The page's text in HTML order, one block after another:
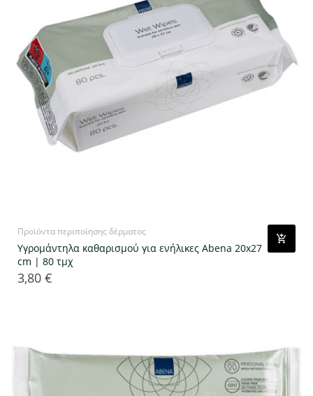
Προϊόντα περιποίησης δέρματος
Υγρομάντηλα καθαρισμού για ενήλικες Abena 20x27
cm | 80 τμχ
Τιμή
3,80 €